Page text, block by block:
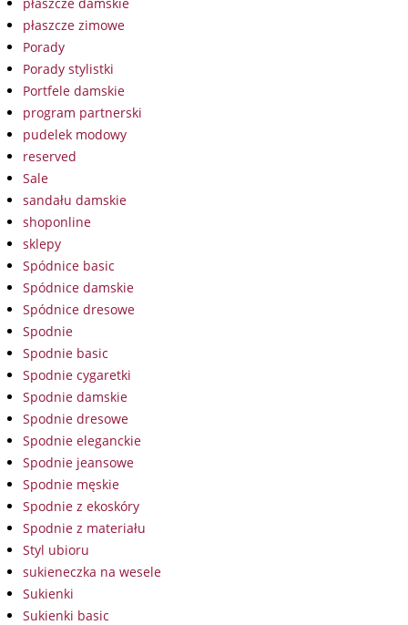
płaszcze zimowe
Porady
Porady stylistki
Portfele damskie
program partnerski
pudelek modowy
reserved
Sale
sandału damskie
shoponline
sklepy
Spódnice basic
Spódnice damskie
Spódnice dresowe
Spodnie
Spodnie basic
Spodnie cygaretki
Spodnie damskie
Spodnie dresowe
Spodnie eleganckie
Spodnie jeansowe
Spodnie męskie
Spodnie z ekoskóry
Spodnie z materiału
Styl ubioru
sukieneczka na wesele
Sukienki
Sukienki basic